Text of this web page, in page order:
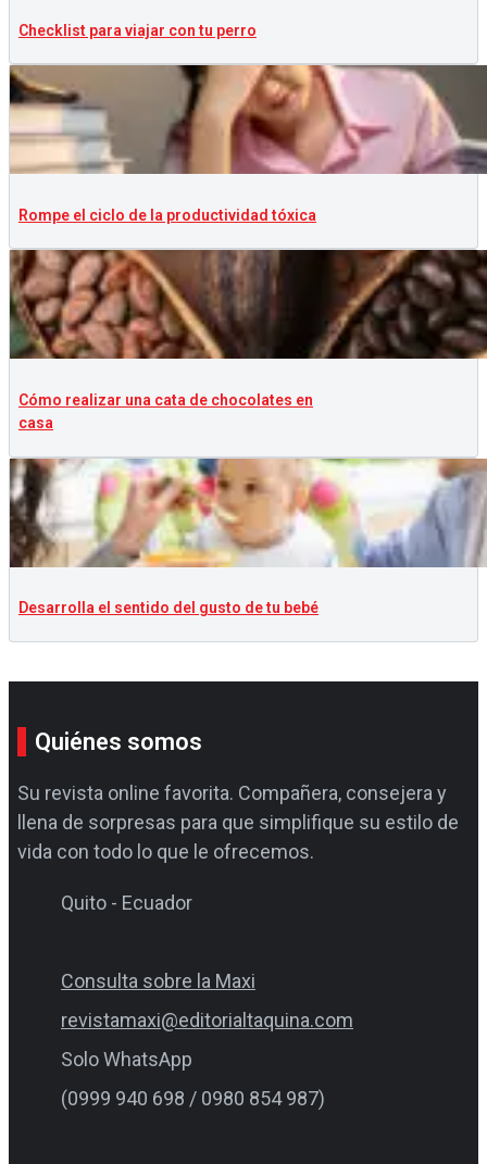
Checklist para viajar con tu perro
Rompe el ciclo de la productividad tóxica
Cómo realizar una cata de chocolates en
casa
Desarrolla el sentido del gusto de tu bebé
Quiénes somos
Su revista online favorita. Compañera, consejera y
llena de sorpresas para que simplifique su estilo de
vida con todo lo que le ofrecemos.
Quito - Ecuador
Consulta sobre la Maxi
revistamaxi@editorialtaquina.com
Solo WhatsApp
(0999 940 698 / 0980 854 987)